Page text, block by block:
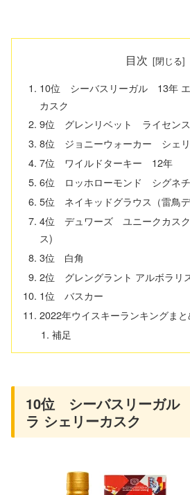
目次
10位 シーバスリーガル 13年 エ
カスク
9位 グレンリベット ライセン
8位 ジョニーウォーカー シェリ
7位 ワイルドターキー 12年
6位 ロッホローモンド シグネ
5位 ネイキッドグラウス（雷鳥デ
4位 デュワーズ ユニークカスク
ス)
3位 白角
2位 グレングラント アルボラリ
1位 バスカー
2022年ウイスキーランキングまと
補足
10位 シーバスリーガル
ラ シェリーカスク